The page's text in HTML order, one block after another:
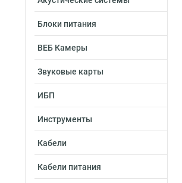
Блоки питания
ВЕБ Камеры
Звуковые карты
ИБП
Инструменты
Кабели
Кабели питания